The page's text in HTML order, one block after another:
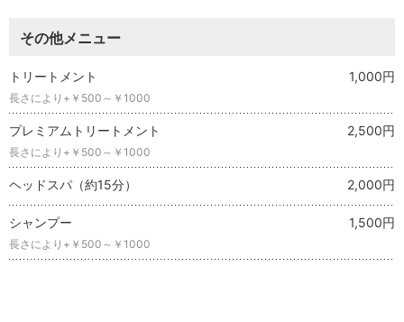
その他メニュー
トリートメント 1,000円
長さにより+￥500～￥1000
プレミアムトリートメント 2,500円
長さにより+￥500～￥1000
ヘッドスパ（約15分） 2,000円
シャンプー 1,500円
長さにより+￥500～￥1000